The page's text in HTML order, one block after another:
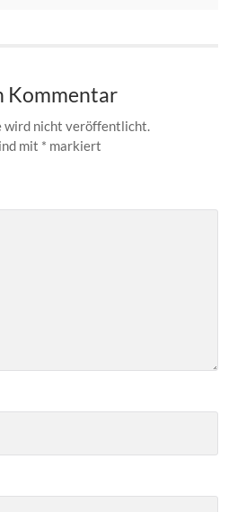
Kommentar
wird nicht veröffentlicht.
mit * markiert